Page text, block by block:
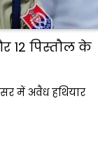
12 पिस्तौल के
में अवैध हथियार